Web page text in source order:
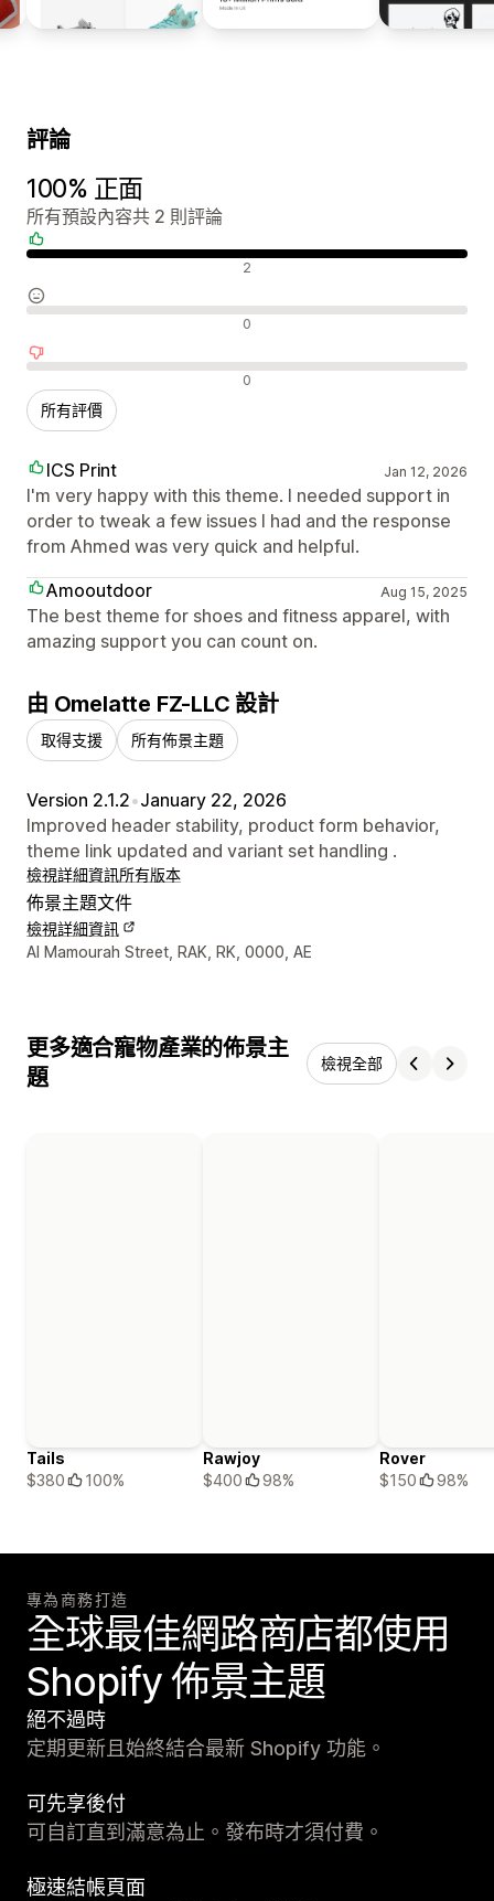
評論
100% 正面
所有預設內容共 2 則評論
2
0
0
所有評價
ICS Print Jan 12, 2026
I'm very happy with this theme. I needed support in
order to tweak a few issues I had and the response
from Ahmed was very quick and helpful.
Amooutdoor
Aug 15, 2025
The best theme for shoes and fitness apparel, with
amazing support you can count on.
由 Omelatte FZ-LLC 設計
取得支援 所有佈景主題
Version 2.1.2•January 22, 2026
Improved header stability, product form behavior,
theme link updated and variant set handling .
檢視詳細資訊所有版本
佈景主題文件
檢視詳細資訊
設計者聯絡詳細資訊
Al Mamourah Street, RAK, RK, 0000, AE
更多適合寵物產業的佈景主
題
檢視全部
Tails
$380
100%
Rawjoy
$400
98%
Rover
$150
98%
專為商務打造
全球最佳網路商店都使用
Shopify 佈景主題
絕不過時
定期更新且始終結合最新 Shopify 功能。
可先享後付
可自訂直到滿意為止。發布時才須付費。
極速結帳頁面